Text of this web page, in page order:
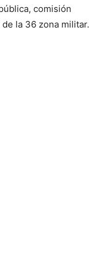
comisión
la 36 zona militar.